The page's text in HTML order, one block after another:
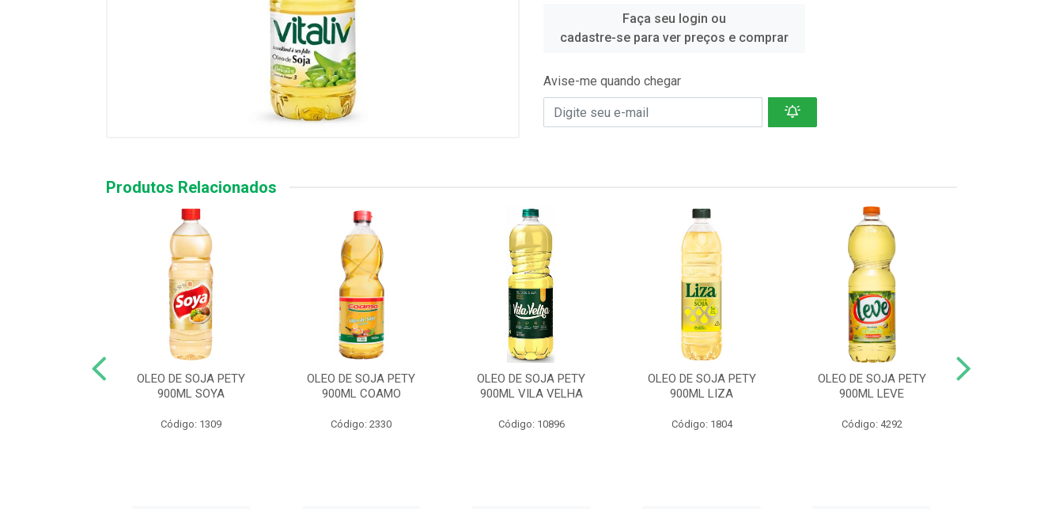
Faça seu login ou
cadastre-se para ver preços e comprar
Avise-me quando chegar
Produtos Relacionados
OLEO DE SOJA PETY
900ML SOYA
Código: 1309
OLEO DE SOJA PETY
900ML COAMO
Código: 2330
OLEO DE SOJA PETY
900ML VILA VELHA
Código: 10896
OLEO DE SOJA PETY
900ML LIZA
Código: 1804
OLEO DE SOJA PETY
900ML LEVE
Código: 4292